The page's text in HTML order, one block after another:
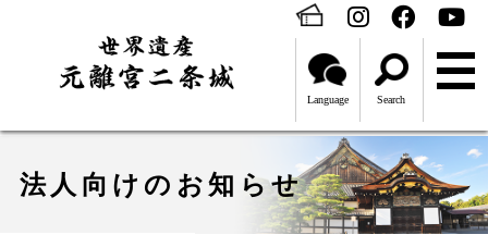
Language Search
法人向けのお知らせ